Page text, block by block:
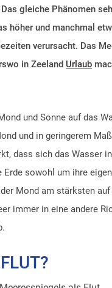
gleiche Phänomen
höher und manchmal
verursacht. Das
in Zeeland Urlaub
und Sonne auf das
und in geringerem
dass sich das Wasser
sowohl um ihre
Mond am stärksten auf
immer in eine andere